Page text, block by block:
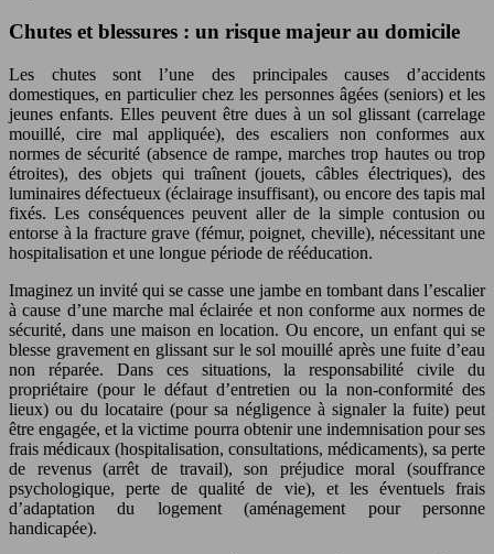
Chutes et blessures : un risque majeur au domicile
Les chutes sont l’une des principales causes d’accidents
domestiques, en particulier chez les personnes âgées (seniors) et les
jeunes enfants. Elles peuvent être dues à un sol glissant (carrelage
mouillé, cire mal appliquée), des escaliers non conformes aux
normes de sécurité (absence de rampe, marches trop hautes ou trop
étroites), des objets qui traînent (jouets, câbles électriques), des
luminaires défectueux (éclairage insuffisant), ou encore des tapis mal
fixés. Les conséquences peuvent aller de la simple contusion ou
entorse à la fracture grave (fémur, poignet, cheville), nécessitant une
hospitalisation et une longue période de rééducation.
Imaginez un invité qui se casse une jambe en tombant dans l’escalier
à cause d’une marche mal éclairée et non conforme aux normes de
sécurité, dans une maison en location. Ou encore, un enfant qui se
blesse gravement en glissant sur le sol mouillé après une fuite d’eau
non réparée. Dans ces situations, la responsabilité civile du
propriétaire (pour le défaut d’entretien ou la non-conformité des
lieux) ou du locataire (pour sa négligence à signaler la fuite) peut
être engagée, et la victime pourra obtenir une indemnisation pour ses
frais médicaux (hospitalisation, consultations, médicaments), sa perte
de revenus (arrêt de travail), son préjudice moral (souffrance
psychologique, perte de qualité de vie), et les éventuels frais
d’adaptation du logement (aménagement pour personne
handicapée).